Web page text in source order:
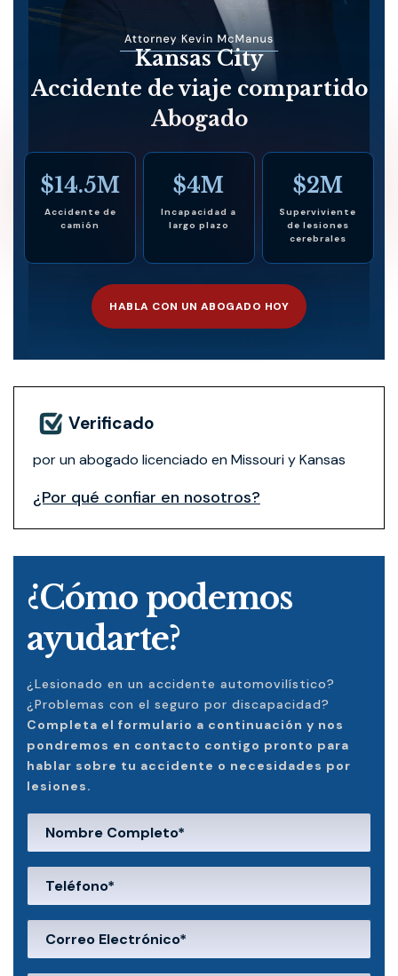
Kansas City
Accidente de viaje compartido
Abogado
$14.5M
Accidente de
camión
$4M
Incapacidad a
largo plazo
$2M
Superviviente
de lesiones
cerebrales
HABLA CON UN ABOGADO HOY
Verificado
por un abogado licenciado en Missouri y Kansas
¿Por qué confiar en nosotros?
¿Cómo podemos
ayudarte?
¿Lesionado en un accidente automovilístico?
¿Problemas con el seguro por discapacidad?
Completa el formulario a continuación y nos
pondremos en contacto contigo pronto para
hablar sobre tu accidente o necesidades por
lesiones.